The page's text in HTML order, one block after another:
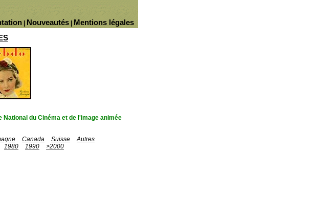
Mentions légales
Nouveautés
National du Cinéma et de l'image animée
Canada Suisse
Autres
1980 1990
>2000